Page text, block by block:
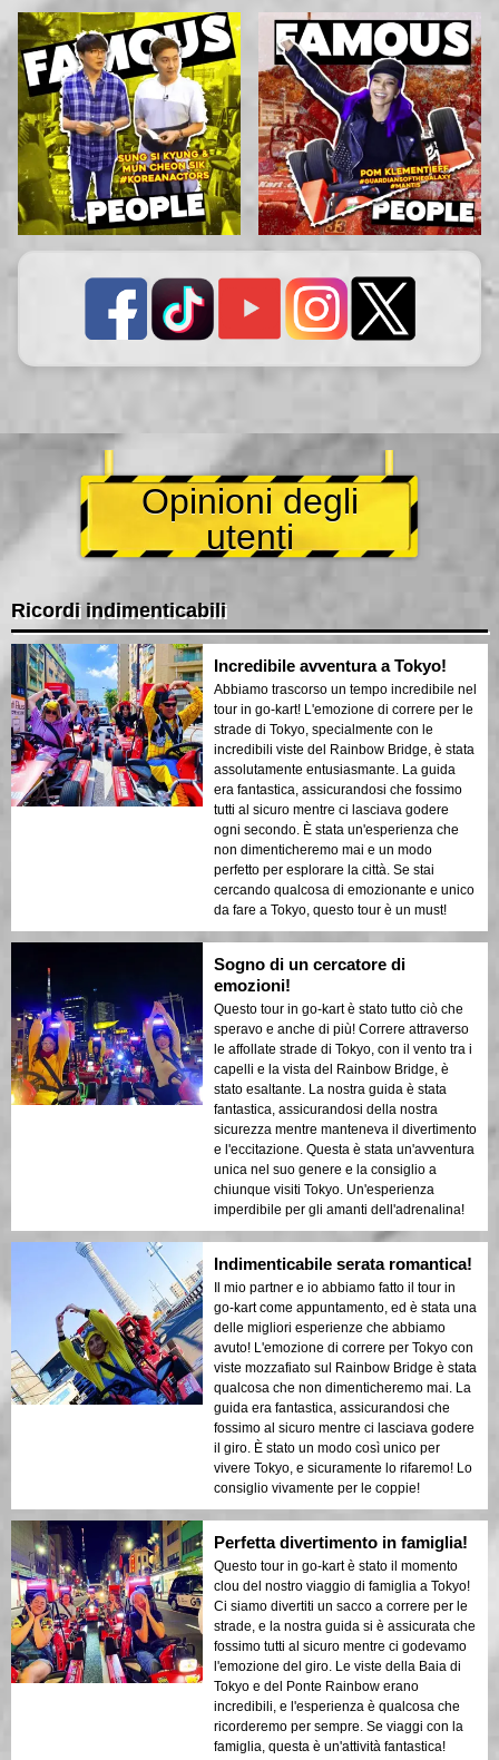
Opinioni degli
utenti
Ricordi indimenticabili
Incredibile avventura a Tokyo!
Abbiamo trascorso un tempo incredibile nel
tour in go-kart! L'emozione di correre per le
strade di Tokyo, specialmente con le
incredibili viste del Rainbow Bridge, è stata
assolutamente entusiasmante. La guida
era fantastica, assicurandosi che fossimo
tutti al sicuro mentre ci lasciava godere
ogni secondo. È stata un'esperienza che
non dimenticheremo mai e un modo
perfetto per esplorare la città. Se stai
cercando qualcosa di emozionante e unico
da fare a Tokyo, questo tour è un must!
Sogno di un cercatore di
emozioni!
Questo tour in go-kart è stato tutto ciò che
speravo e anche di più! Correre attraverso
le affollate strade di Tokyo, con il vento tra i
capelli e la vista del Rainbow Bridge, è
stato esaltante. La nostra guida è stata
fantastica, assicurandosi della nostra
sicurezza mentre manteneva il divertimento
e l'eccitazione. Questa è stata un'avventura
unica nel suo genere e la consiglio a
chiunque visiti Tokyo. Un'esperienza
imperdibile per gli amanti dell'adrenalina!
Indimenticabile serata romantica!
Il mio partner e io abbiamo fatto il tour in
go-kart come appuntamento, ed è stata una
delle migliori esperienze che abbiamo
avuto! L'emozione di correre per Tokyo con
viste mozzafiato sul Rainbow Bridge è stata
qualcosa che non dimenticheremo mai. La
guida era fantastica, assicurandosi che
fossimo al sicuro mentre ci lasciava godere
il giro. È stato un modo così unico per
vivere Tokyo, e sicuramente lo rifaremo! Lo
consiglio vivamente per le coppie!
Perfetta divertimento in famiglia!
Questo tour in go-kart è stato il momento
clou del nostro viaggio di famiglia a Tokyo!
Ci siamo divertiti un sacco a correre per le
strade, e la nostra guida si è assicurata che
fossimo tutti al sicuro mentre ci godevamo
l'emozione del giro. Le viste della Baia di
Tokyo e del Ponte Rainbow erano
incredibili, e l'esperienza è qualcosa che
ricorderemo per sempre. Se viaggi con la
famiglia, questa è un'attività fantastica!